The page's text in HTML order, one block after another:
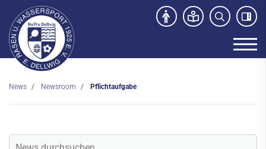
News Newsroom Pflichtaufgabe